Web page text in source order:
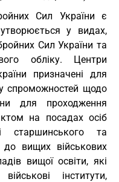
Сил України є
у видах,
Сил України та
обліку. Центри
призначені для
спроможностей щодо
для проходження
на посадах осіб
старшинського та
до вищих військових
вищої освіти, які
інститути,